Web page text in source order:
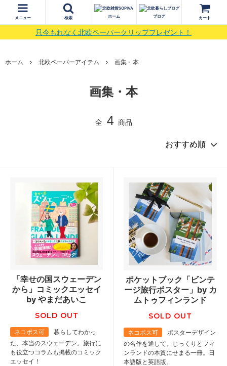
只今もれなく北欧ペーパークリッププレゼント！
メニュー 検索 ホーム ブログ カート
ホーム 北欧ペーパーアイテム 画集・本
画集・本
全 4 商品
「幸せの国スウェーデン
から」コミックエッセイ
by やまだあいこ
SOLD OUT
ネコポス可
暮らしてわかっ
た、本当のスウェーデン。旅行に
も役立つコラムも掲載のコミック
エッセイ！
ポケットブック「ビンテ
ージ旅行ポスター」by カ
ムトゥフィンランド
SOLD OUT
ネコポス可
ポスターデザイン
の名作を通して、じっくりとフィ
ンランドの本質にせまる一冊。日
本語版と英語版。